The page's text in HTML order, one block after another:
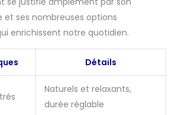
ses nombreuses options
enrichissent notre quotidien.
Détails
Naturels et relaxants,
durée réglable